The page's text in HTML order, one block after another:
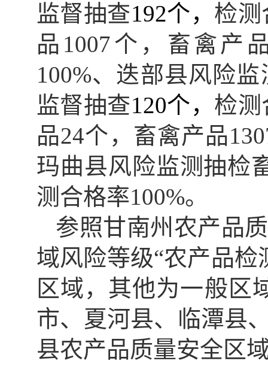
监督抽查192个， 检测
品1007个，畜禽产
100%、 迭部县风险监
监督抽查120个， 检测
品24个，畜禽产品
玛曲县风险监测 抽检
测合格率100%。
参照甘南州 农产品
域风险等级“农产品
区域，其他为一般区
市、夏河县、临潭县
县农产品质量安全区